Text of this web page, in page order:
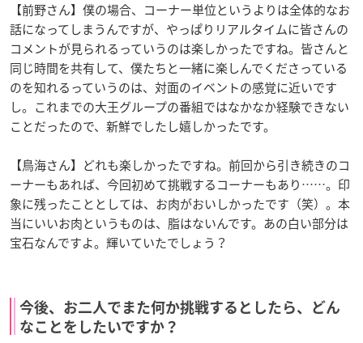
【前野さん】僕の場合、コーナー単位というよりは全体的なお
話になってしまうんですが、やっぱりリアルタイムに皆さんの
コメントが見られるっていうのは楽しかったですね。皆さんと
同じ時間を共有して、僕たちと一緒に楽しんでくださっている
のを知れるっていうのは、対面のイベントの感覚に近いです
し。これまでの大王グループの番組ではなかなか経験できない
ことだったので、新鮮でしたし嬉しかったです。
【鳥海さん】どれも楽しかったですね。前回から引き続きのコ
ーナーもあれば、今回初めて挑戦するコーナーもあり……。印
象に残ったこととしては、お肉がおいしかったです（笑）。本
当にいいお肉というものは、脂はないんです。あの白い部分は
宝石なんですよ。輝いていたでしょう？
今後、お二人でまた何か挑戦するとしたら、どん
なことをしたいですか？